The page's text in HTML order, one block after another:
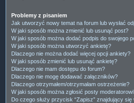
Problemy z pisaniem
Jak utworzyć nowy temat na forum lub wysłać
W jaki sposób można zmienić lub usunąć post?
W jaki sposób można dodać podpis do swojego
W jaki sposób można utworzyć ankietę?
Dlaczego nie można dodać więcej opcji ankiety?
W jaki sposób zmienić lub usunąć ankietę?
Dlaczego nie mam dostępu do forum?
Dlaczego nie mogę dodawać załączników?
Dlaczego otrzymałem/otrzymałam ostrzeżenie?
W jaki sposób można zgłosić posty
Do czego służy przycisk “Zapisz” znajdujący